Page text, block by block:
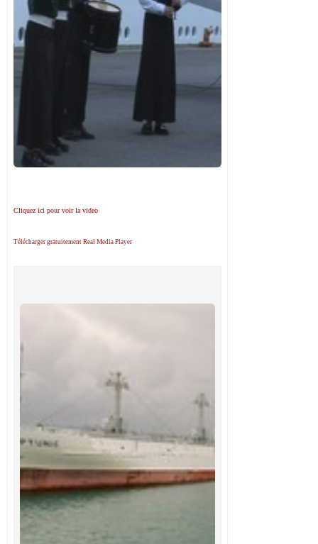
Cliquez ici pour voir la video
Télécharger gratuitement Real Media Player